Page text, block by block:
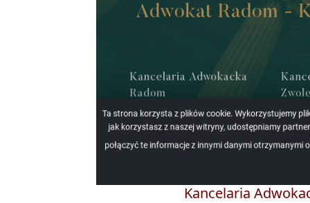
Kancelaria